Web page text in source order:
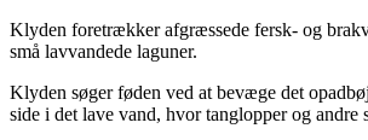
Klyden foretrækker afgræssede fersk- og
små lavvandede laguner.
Klyden søger føden ved at bevæge det
side i det lave vand, hvor tanglopper og andre